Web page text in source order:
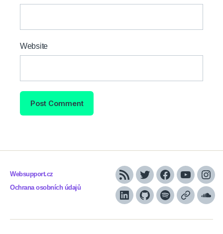
Website
Websupport.cz
Ochrana osobních údajů
RSS TwitterFacebook
YouTube
LinkedInGithubSpotifyApple